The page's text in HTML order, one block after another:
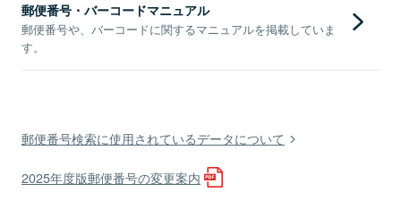
郵便番号・バーコードマニュアル
郵便番号や、バーコードに関するマニュアルを掲載していま
す。
郵便番号検索に使用されているデータについて
2025年度版郵便番号の変更案内